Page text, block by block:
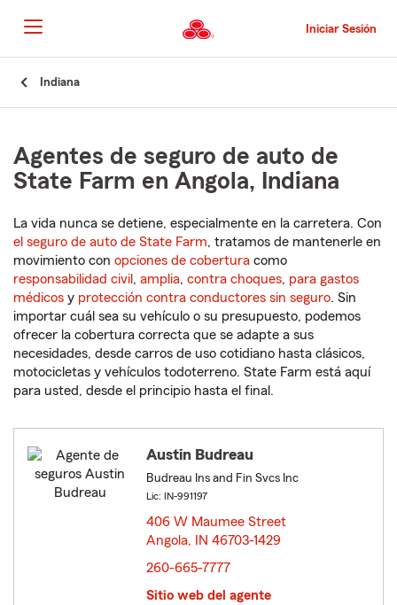
al
contenido
principal
Iniciar Sesión
Indiana
Agentes de seguro de auto de
State Farm en Angola, Indiana
La vida nunca se detiene, especialmente en la carretera. Con
el seguro de auto de State Farm, tratamos de mantenerle en
movimiento con opciones de cobertura como
responsabilidad civil , amplia, contra choques, para gastos
médicos y protección contra conductores sin seguro. Sin
importar cuál sea su vehículo o su presupuesto, podemos
ofrecer la cobertura correcta que se adapte a sus
necesidades, desde carros de uso cotidiano hasta clásicos,
motocicletas y vehículos todoterreno. State Farm está aquí
para usted, desde el principio hasta el final.
Austin Budreau
Budreau Ins and Fin Svcs Inc
Lic: IN-991197
406 W Maumee Street
Angola, IN 46703-1429
260-665-7777
Sitio web del agente